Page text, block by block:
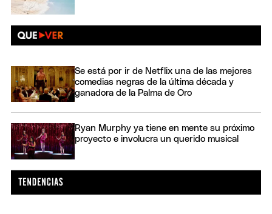
Se está por ir de Netflix una de las mejores
comedias negras de la última década y
ganadora de la Palma de Oro
Ryan Murphy ya tiene en mente su próximo
proyecto e involucra un querido musical